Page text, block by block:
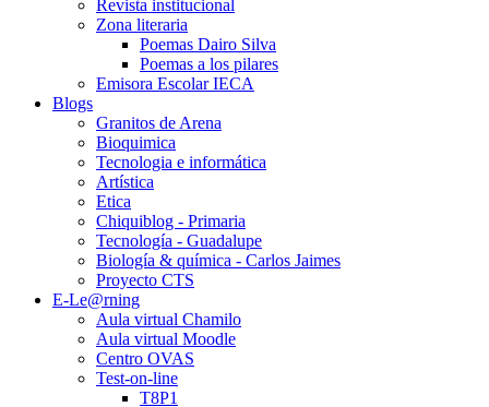
Revista institucional
Zona literaria
Poemas Dairo Silva
Poemas a los pilares
Emisora Escolar IECA
Blogs
Granitos de Arena
Bioquimica
Tecnologia e informática
Artística
Etica
Chiquiblog - Primaria
Tecnología - Guadalupe
Biología & química - Carlos Jaimes
Proyecto CTS
E-Le@rning
Aula virtual Chamilo
Aula virtual Moodle
Centro OVAS
Test-on-line
T8P1